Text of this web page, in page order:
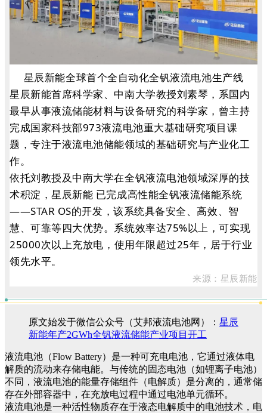
星辰新能全球首个全自动化全钒液流电池生产线
星辰新能首席科学家、中南大学教授刘素琴，系国内
最早从事液流储能材料与设备研究的科学家，曾主持
完成国家科技部973液流电池重大基础研究项目课
题，专注于液流电池储能领域的基础研究与产业化工
作。
依托刘教授及中南大学在全钒液流电池领域深厚的技
术积淀，星辰新能 已完成高性能全钒液流储能系统
——STAR OS的开发，该系统具备安全、高效、智
慧、可靠等四大优势。系统效率达75%以上，可实现
25000次以上充放电，使用年限超过25年，居于行业
领先水平。
来源：星辰新能
原文始发于微信公众号（艾邦液流电池网）： 星辰
新能年产2GWh全钒液流储能产业项目开工
液流电池（Flow Battery）是一种可充电电池，它通过液体电
解质的流动来存储电能。与传统的固态电池（如锂离子电池）
不同，液流电池的能量存储组件（电解质）是分离的，通常储
存在外部容器中，在充放电过程中通过电池单元循环。
液流电池是一种活性物质存在于液态电解质中的电池技术，电